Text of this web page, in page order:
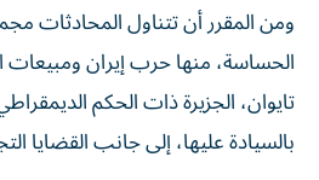
ومن المقرر أن تتناول المحادثات
الحساسة، منها حرب إيران ومبيعات
تايوان، الجزيرة ذات الحكم
بالسيادة عليها، إلى ⁠جانب القضايا